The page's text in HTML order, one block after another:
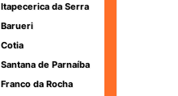
Itapecerica da Serra
Barueri
Cotia
Santana de Parnaíba
Franco da Rocha